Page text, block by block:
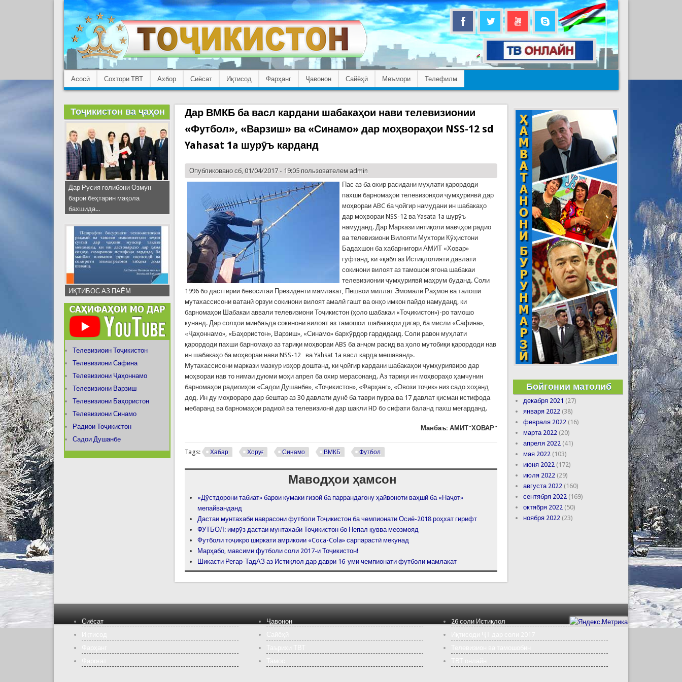
Асосӣ Сохтори ТВТ Ахбор Сиёсат Иқтисод Фарҳанг Ҷавонон Сайёҳӣ Меъмори Телефилм
Дар ВМКБ ба васл кардани шабакаҳои нави телевизионии
«Футбол», «Варзиш» ва «Синамо» дар моҳвораҳои NSS-12 sd
Yahasat 1a шурӯъ карданд
Опубликовано сб, 01/04/2017 - 19:05 пользователем admin
Пас аз ба охир расидани муҳлати қарордоди
пахши барномаҳои телевизонҳои ҷумҳуриявӣ дар
моҳвораи ABC ба ҷойгир намудани ин шабакаҳо
дар моҳвораи NSS-12 ва Yasata 1a шурӯъ
намуданд. Дар Маркази интиқоли мавҷҳои радио
ва телевизиони Вилояти Мухтори Кӯҳистони
Бадахшон ба хабарнигори АМИТ «Ховар»
гуфтанд, ки «қабл аз Истиқлолияти давлатӣ
сокинони вилоят аз тамошои ягона шабакаи
телевизионии ҷумҳуриявӣ маҳрум буданд. Соли
1996 бо дастгирии бевоситаи Президенти мамлакат, Пешвои миллат Эмомалӣ Раҳмон ва талоши
мутахассисони ватанӣ орзуи сокинони вилоят амалӣ гашт ва онҳо имкон пайдо намуданд, ки
барномаҳои Шабакаи аввали телевизиони Тоҷикистон (ҳоло шабакаи «Тоҷикистон»)-ро тамошо
кунанд. Дар солҳои минбаъда сокинони вилоят аз тамошои шабакаҳои дигар, ба мисли «Сафина»,
«Ҷаҳоннамо», «Баҳористон», Варзиш», «Синамо» бархӯрдор гардиданд. Соли равон муҳлати
қарордоди пахши барномаҳо аз тариқи моҳвораи ABS ба анҷом расид ва ҳоло мутобиқи қарордоди нав
ин шабакаҳо ба моҳвораи нави NSS-12 ва Yahsat 1a васл карда мешаванд».
Мутахассисони маркази мазкур изҳор доштанд, ки ҷойгир кардани шабакаҳои ҷумҳуриявиро дар
моҳвораи нав то нимаи дуюми моҳи апрел ба охир мерасонанд. Аз тариқи ин моҳвораҳо ҳамчунин
барномаҳои радиоиҳои «Садои Душанбе», «Тоҷикистон», «Фарҳанг», «Овози тоҷик» низ садо хоҳанд
дод. Ин ду моҳвораро дар бештар аз 30 давлати дунё ба таври пурра ва 17 давлат қисман истифода
мебаранд ва барномаҳои радиоӣ ва телевизионӣ дар шакли HD бо сифати баланд пахш мегарданд.
Манбаъ: АМИТ"ХОВАР"
Tags: Хабар Хоруғ Синамо ВМКБ Футбол
Маводҳои ҳамсон
«Дӯстдорони табиат» барои кумаки ғизоӣ ба паррандагону ҳайвоноти ваҳшӣ ба «Наҷот»
мепайванданд
Дастаи мунтахаби наврасони футболи Тоҷикистон ба чемпионати Осиё-2018 роҳхат гирифт
ФУТБОЛ: имрӯз дастаи мунтахаби Тоҷикистон бо Непал қувва меозмояд
Футболи тоҷикро ширкати амрикоии «Coca-Cola» сарпарастӣ мекунад
Марҳабо, мавсими футболи соли 2017-и Тоҷикистон!
Шикасти Регар-ТадАЗ аз Истиқлол дар даври 16-уми чемпионати футболи мамлакат
Тоҷикистон ва ҷаҳон
Дар Русия ғолибони Озмун
барои беҳтарин мақола
бахшида...
ИҚТИБОС АЗ ПАЁМ
Телевизиоин Тоҷикистон
Телевизиони Сафина
Телевизиони Ҷаҳоннамо
Телевизиони Варзиш
Телевизиони Баҳористон
Телевизиони Синамо
Радиои Тоҷикистон
Садои Душанбе
Бойгонии матолиб
декабря 2021 (27)
января 2022 (38)
февраля 2022 (16)
марта 2022 (20)
апреля 2022 (41)
мая 2022 (103)
июня 2022 (172)
июля 2022 (29)
августа 2022 (160)
сентября 2022 (169)
октября 2022 (50)
ноября 2022 (23)
Сиёсат
Ҷавонон
26 соли Истиқлол